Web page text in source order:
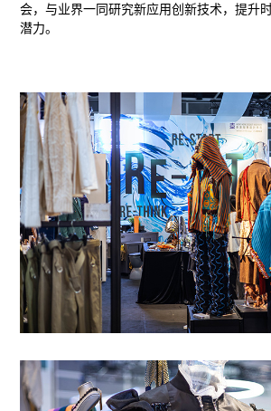
会，与业界一同研究新应用创新技术，提升
潜力。